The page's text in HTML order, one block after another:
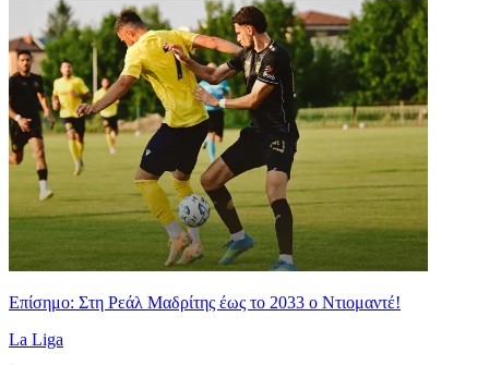
Επίσημο: Στη Ρεάλ Μαδρίτης έως το 2033 ο Ντιομαντέ!
La Liga